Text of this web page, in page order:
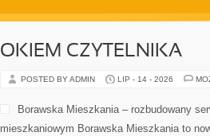
OKIEM CZYTELNIKA
POSTED BY ADMIN LIP - 14 - 2026
Borawska Mieszkania – rozbudowany
mieszkaniowym Borawska Mieszkania to